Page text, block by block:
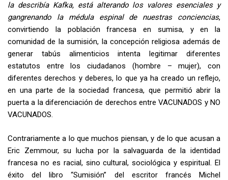
la describía Kafka, está alterando los valores esenciales y
gangrenando la médula espinal de nuestras conciencias,
convirtiendo la población francesa en sumisa, y en la
comunidad de la sumisión, la concepción religiosa además de
generar tabús alimenticios intenta legitimar diferentes
estatutos entre los ciudadanos (hombre – mujer), con
diferentes derechos y deberes, lo que ya ha creado un reflejo,
en una parte de la sociedad francesa, que permitió abrir la
puerta a la diferenciación de derechos entre VACUNADOS y NO
VACUNADOS.
Contrariamente a lo que muchos piensan, y de lo que acusan a
Eric Zemmour, su lucha por la salvaguarda de la identidad
francesa no es racial, sino cultural, sociológica y espiritual. El
éxito del libro “Sumisión” del escritor francés Michel